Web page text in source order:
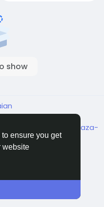
ensure you get
website
show
Shipping and
Contacteaza-